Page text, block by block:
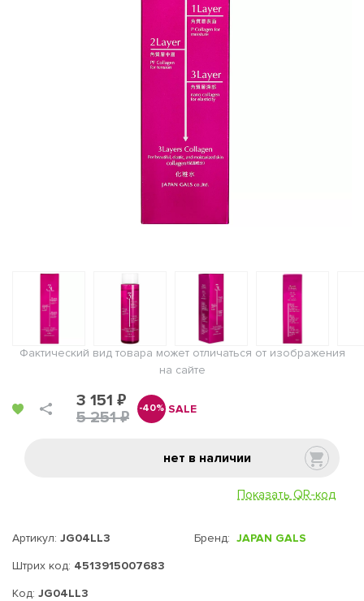
Фактический вид товара может отличаться от изображения
на сайте
3 151 ₽
5 251 ₽
-40% SALE
нет в наличии
Показать QR-код
Артикул: JG04LL3
Штрих код: 4513915007683
Код: JG04LL3
Бренд: JAPAN GALS